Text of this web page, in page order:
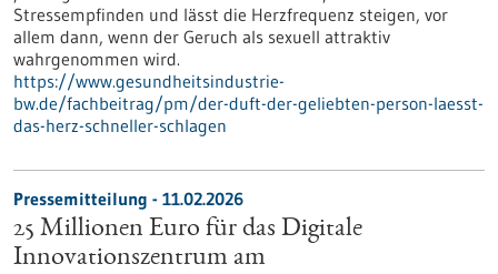
Stressempfinden und lässt die Herzfrequenz steigen, vor
allem dann, wenn der Geruch als sexuell attraktiv
wahrgenommen wird.
https://www.gesundheitsindustrie-
bw.de/fachbeitrag/pm/der-duft-der-geliebten-person-laesst-
das-herz-schneller-schlagen
Pressemitteilung - 11.02.2026
25 Millionen Euro für das Digitale
Innovationszentrum am